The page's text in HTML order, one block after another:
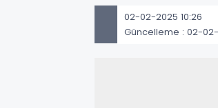
02-02-2025 10:26
Güncelleme : 02-02-